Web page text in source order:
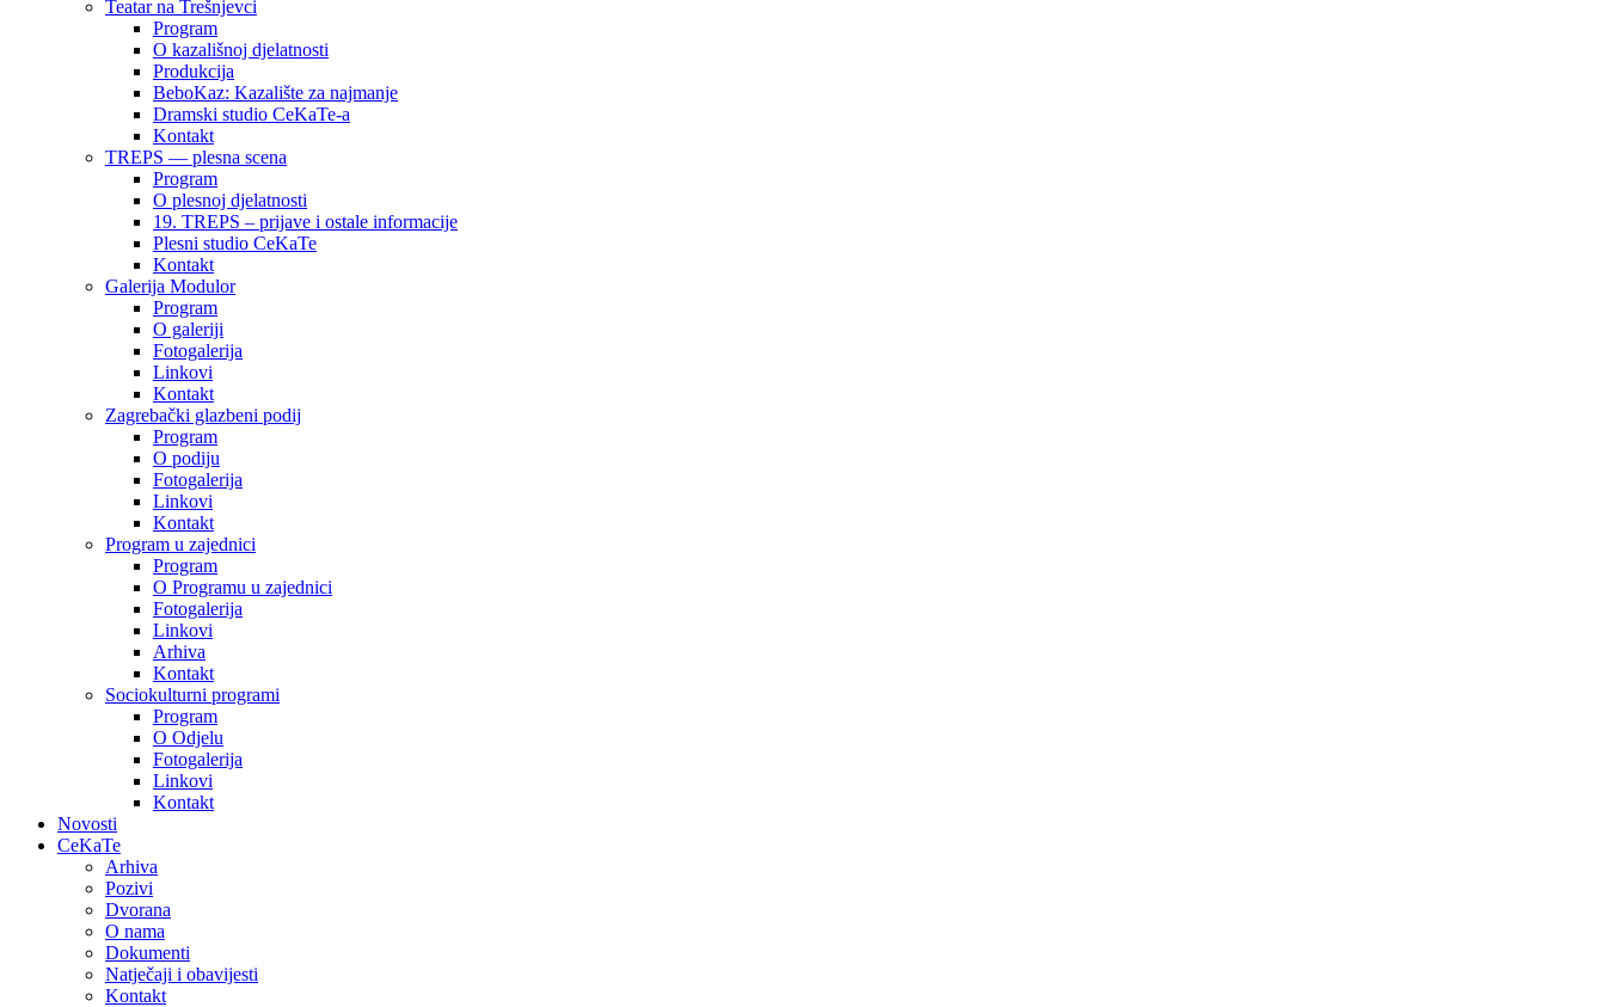
Teatar na Trešnjevci
Program
O kazališnoj djelatnosti
Produkcija
BeboKaz: Kazalište za najmanje
Dramski studio CeKaTe-a
Kontakt
TREPS — plesna scena
Program
O plesnoj djelatnosti
19. TREPS – prijave i ostale informacije
Plesni studio CeKaTe
Kontakt
Galerija Modulor
Program
O galeriji
Fotogalerija
Linkovi
Kontakt
Zagrebački glazbeni podij
Program
O podiju
Fotogalerija
Linkovi
Kontakt
Program u zajednici
Program
O Programu u zajednici
Fotogalerija
Linkovi
Arhiva
Kontakt
Sociokulturni programi
Program
O Odjelu
Fotogalerija
Linkovi
Kontakt
Novosti
CeKaTe
Arhiva
Pozivi
Dvorana
O nama
Dokumenti
Natječaji i obavijesti
Kontakt